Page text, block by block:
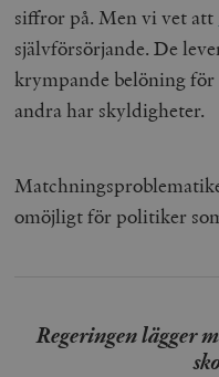
siffror på. Men vi vet att
självförsörjande. De
krympande belöning
andra har skyldigheter.
omöjligt för politiker
Regeringen lägger